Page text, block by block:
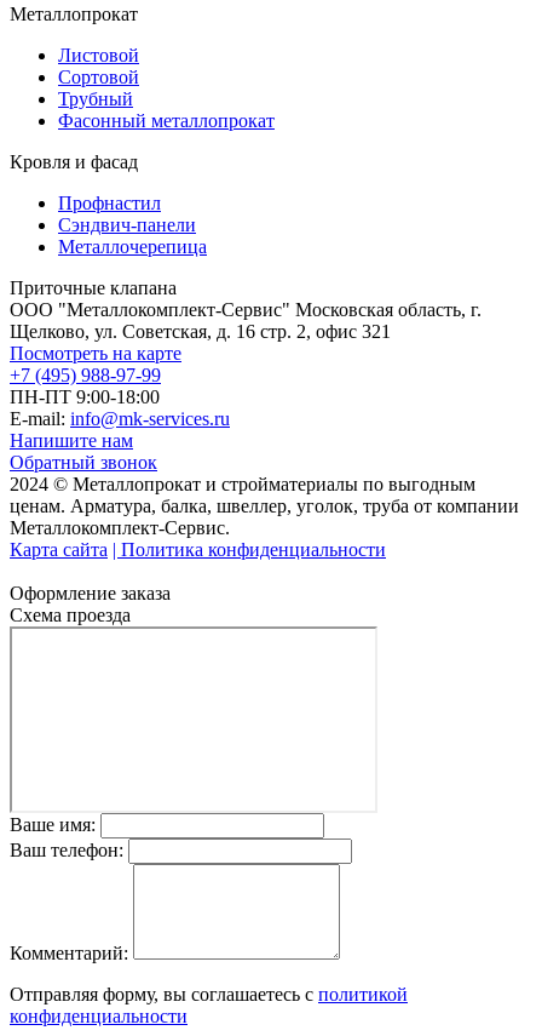
Металлопрокат
Листовой
Сортовой
Трубный
Фасонный металлопрокат
Кровля и фасад
Профнастил
Сэндвич-панели
Металлочерепица
Приточные клапана
ООО "Металлокомплект-Сервис" Московская область, г.
Щелково, ул. Советская, д. 16 стр. 2, офис 321
Посмотреть на карте
+7 (495) 988-97-99
ПН-ПТ 9:00-18:00
E-mail: info@mk-services.ru
Напишите нам
Обратный звонок
2024 © Металлопрокат и стройматериалы по выгодным
ценам. Арматура, балка, швеллер, уголок, труба от компании
Металлокомплект-Сервис.
Карта сайта | Политика конфиденциальности
Оформление заказа
Схема проезда
Ваше имя:
Ваш телефон:
Комментарий:
Отправляя форму, вы соглашаетесь с политикой
конфиденциальности